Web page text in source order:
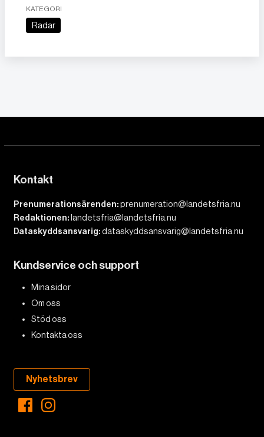
KATEGORI
Radar
Kontakt
Prenumerationsärenden:prenumeration@landetsfria.nu
Redaktionen: landetsfria@landetsfria.nu
Dataskyddsansvarig:dataskyddsansvarig@landetsfria.nu
Kundservice och support
Mina sidor
Om oss
Stöd oss
Kontakta oss
Nyhetsbrev